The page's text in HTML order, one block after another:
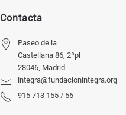
Contacta
Paseo de la
Castellana 86, 2ªpl
28046, Madrid
integra@fundacionintegra.org
915 713 155 / 56